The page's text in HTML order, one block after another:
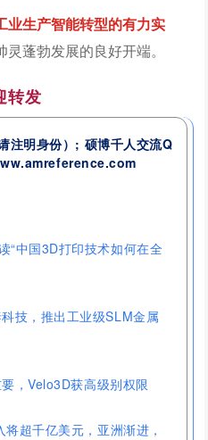
业生产智能转型的有力实
蓬勃发展的良好开端。
转发
请注明身份） ; 硕博千人交流Q
“中国3D打印技术如何在全
技，推出工业级SLM金属
，Velo3D获高级别权限
超千亿美元，亚洲渐进，